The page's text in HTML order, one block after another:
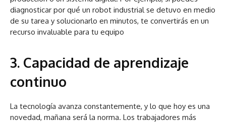
diagnosticar por qué un robot industrial se detuvo en medio
de su tarea y solucionarlo en minutos, te convertirás en un
recurso invaluable para tu equipo
3. Capacidad de aprendizaje
continuo
La tecnología avanza constantemente, y lo que hoy es una
novedad, mañana será la norma. Los trabajadores más